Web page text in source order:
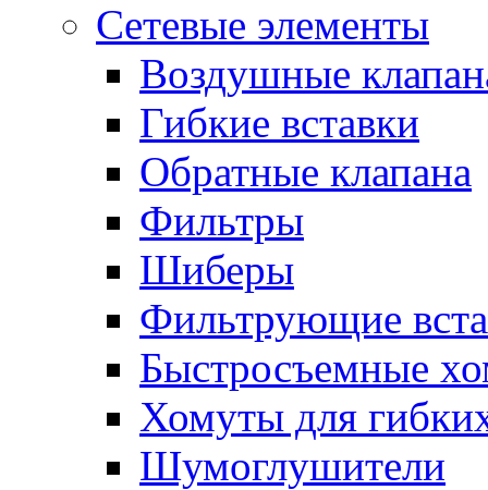
Сетевые элементы
Воздушные
Гибкие вставки
Обратные клапана
Фильтры
Шиберы
Фильтрующие
Быстросъемные
Хомуты для
Шумоглушители